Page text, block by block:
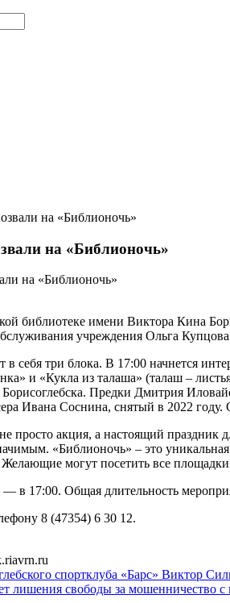
на «Библионочь»
на «Библионочь»
библиотеке имени Виктора Кина
учреждения Ольга
себя три блока. В 17:00 начнется
и «Кукла из талаша» (талаш –
Борисоглебска. Предки Дмитрия
Ивана Соснина, снятый в 2022 году.
просто акция, а настоящий
«Библионочь» – это
могут посетить все
в 17:00. Общая длительность
8 (47354) 6 30 12.
спортклуба «Барс» Виктор
лишения свободы за мошенничество